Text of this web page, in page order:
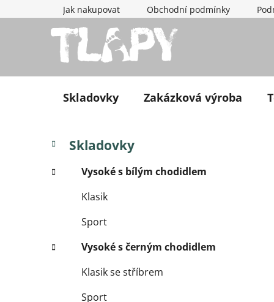
Přejít na obsahJak nakupovat Obchodní podmínky
Skladovky Zakázková výroba
Postranní panel
Přeskočit kategorie
Kategorie
Skladovky
Vysoké s bílým chodidlem
Klasik
Sport
Vysoké s černým chodidlem
Klasik se stříbrem
Sport